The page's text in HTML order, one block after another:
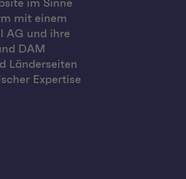
im Sinne
mit einem
AG und ihre
DAM
Länderseiten
Expertise